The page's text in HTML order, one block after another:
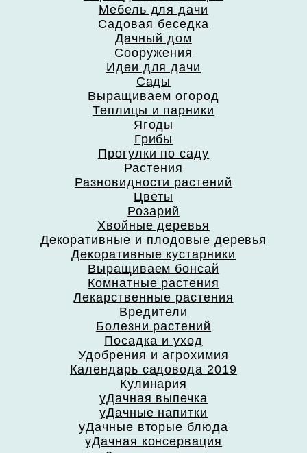
Мебель для дачи
Садовая беседка
Дачный дом
Сооружения
Идеи для дачи
Сады
Выращиваем огород
Теплицы и парники
Ягоды
Грибы
Прогулки по саду
Растения
Разновидности растений
Цветы
Розарий
Хвойные деревья
Декоративные и плодовые деревья
Декоративные кустарники
Выращиваем бонсай
Комнатные растения
Лекарственные растения
Вредители
Болезни растений
Посадка и уход
Удобрения и агрохимия
Календарь садовода 2019
Кулинария
уДачная выпечка
уДачные напитки
уДачные вторые блюда
уДачная консервация